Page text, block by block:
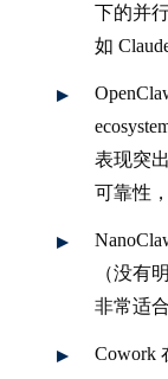
下的并
如
表现突
可靠性
（没有
非常适
Cowork